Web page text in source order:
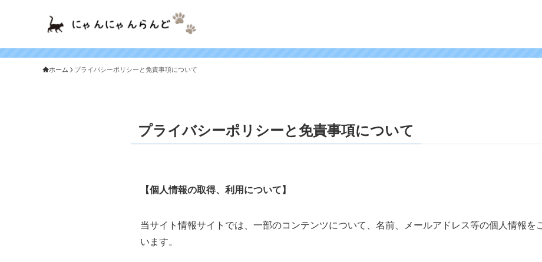
ホーム プライバシーポリシーと免責事項について
プライバシーポリシーと免責事項について
【個人情報の取得、利用について】
当サイト情報サイトでは、一部のコンテンツについて、名前、メールアドレス等の個人情報を
います。